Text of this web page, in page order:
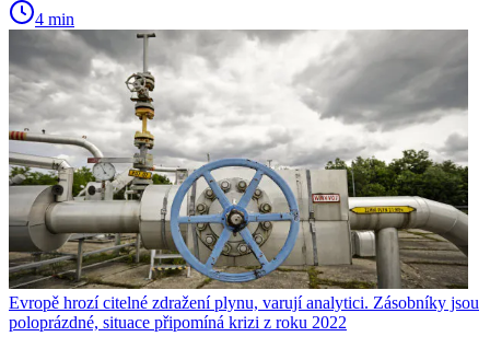
4 min
Evropě hrozí citelné zdražení plynu, varují analytici. Zásobníky jsou
poloprázdné, situace připomíná krizi z roku 2022